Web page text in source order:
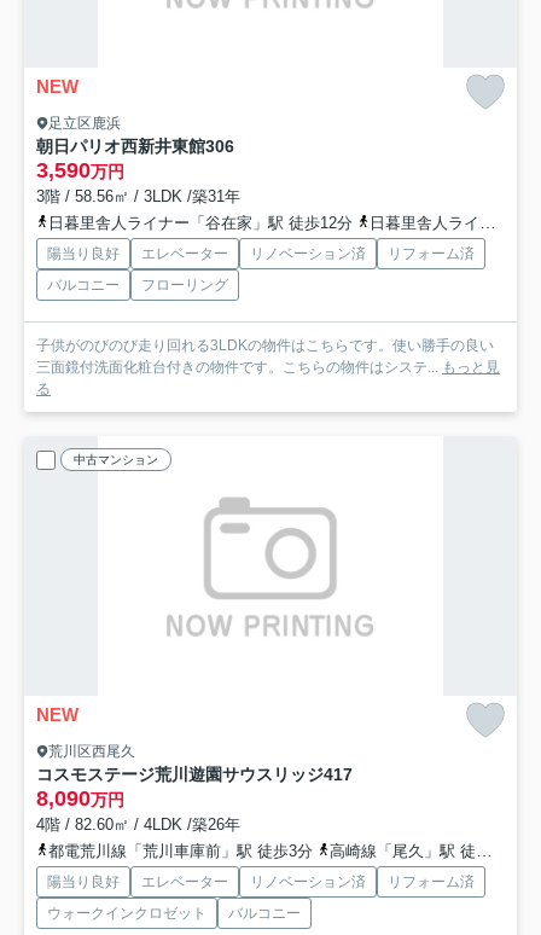
NEW
足立区鹿浜
朝日パリオ西新井東館306
3,590万円
3階 / 58.56㎡ / 3LDK /築31年
日暮里舎人ライナー「谷在家」駅 徒歩12分
日暮里舎人ライナー「西新井大師西」駅 徒歩13分
陽当り良好 エレベーター リノベーション済
リフォーム済
バルコニー
フローリング
子供がのびのび走り回れる3LDKの物件はこちらです。使い勝手の良い
三面鏡付洗面化粧台付きの物件です。こちらの物件はシステ... もっと見
る
中古マンション
NEW
荒川区西尾久
コスモステージ荒川遊園サウスリッジ417
8,090万円
4階 / 82.60㎡ / 4LDK /築26年
都電荒川線「荒川車庫前」駅 徒歩3分
高崎線「尾久」駅 徒歩8分
陽当り良好 エレベーター リノベーション済
リフォーム済
ウォークインクロゼット
バルコニー